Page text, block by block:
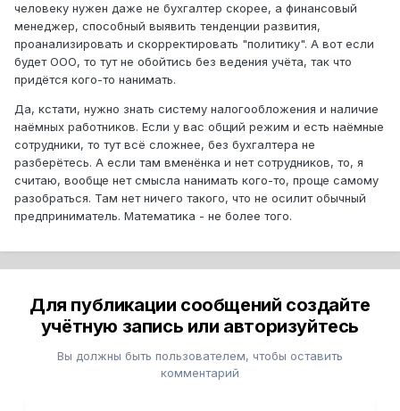
человеку нужен даже не бухгалтер скорее, а финансовый
менеджер, способный выявить тенденции развития,
проанализировать и скорректировать "политику". А вот если
будет ООО, то тут не обойтись без ведения учёта, так что
придётся кого-то нанимать.
Да, кстати, нужно знать систему налогообложения и наличие
наёмных работников. Если у вас общий режим и есть наёмные
сотрудники, то тут всё сложнее, без бухгалтера не
разберётесь. А если там вменёнка и нет сотрудников, то, я
считаю, вообще нет смысла нанимать кого-то, проще самому
разобраться. Там нет ничего такого, что не осилит обычный
предприниматель. Математика - не более того.
Для публикации сообщений создайте
учётную запись или авторизуйтесь
Вы должны быть пользователем, чтобы оставить
комментарий